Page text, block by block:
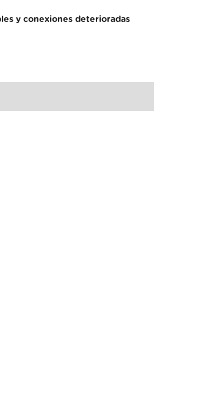
y conexiones deterioradas